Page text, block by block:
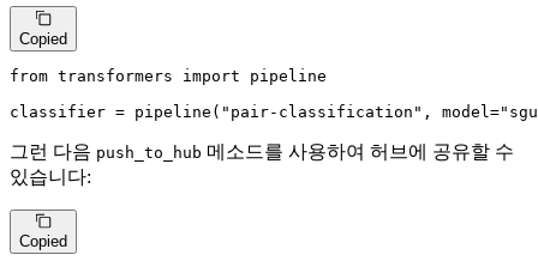
Copied
from transformers import pipeline
classifier = pipeline( "pair-classification" , model=
그런 다음 push_to_hub 메소드를 사용하여 허브에 공유할 수
있습니다:
Copied